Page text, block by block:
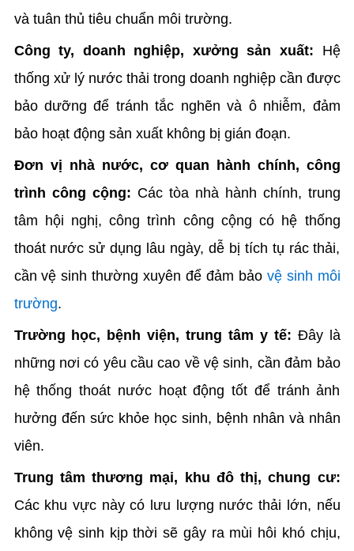
và tuân thủ tiêu chuẩn môi trường.
Công ty, doanh nghiệp, xưởng sản xuất: Hệ
thống xử lý nước thải trong doanh nghiệp cần được
bảo dưỡng để tránh tắc nghẽn và ô nhiễm, đảm
bảo hoạt động sản xuất không bị gián đoạn.
Đơn vị nhà nước, cơ quan hành chính, công
trình công cộng: Các tòa nhà hành chính, trung
tâm hội nghị, công trình công cộng có hệ thống
thoát nước sử dụng lâu ngày, dễ bị tích tụ rác thải,
cần vệ sinh thường xuyên để đảm bảo vệ sinh môi
trường.
Trường học, bệnh viện, trung tâm y tế: Đây là
những nơi có yêu cầu cao về vệ sinh, cần đảm bảo
hệ thống thoát nước hoạt động tốt để tránh ảnh
hưởng đến sức khỏe học sinh, bệnh nhân và nhân
viên.
Trung tâm thương mại, khu đô thị, chung cư:
Các khu vực này có lưu lượng nước thải lớn, nếu
không vệ sinh kịp thời sẽ gây ra mùi hôi khó chịu,